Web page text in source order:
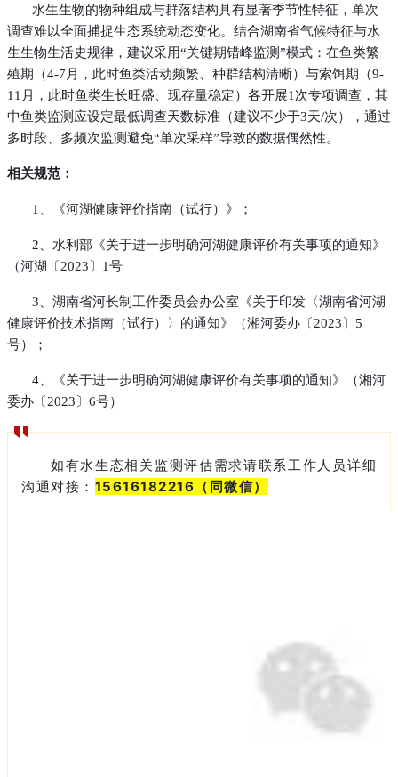
水生生物的物种组成与群落结构具有显著季节性特征，单次
调查难以全面捕捉生态系统动态变化。结合湖南省气候特征与水
生生物生活史规律，建议采用“关键期错峰监测”模式：在鱼类繁
殖期（4-7月，此时鱼类活动频繁、种群结构清晰）与索饵期（9-
11月，此时鱼类生长旺盛、现存量稳定）各开展1次专项调查，其
中鱼类监测应设定最低调查天数标准（建议不少于3天/次），通过
多时段、多频次监测避免“单次采样”导致的数据偶然性。
相关规范：
1、《河湖健康评价指南（试行）》；
2、水利部《关于进一步明确河湖健康评价有关事项的通知》
（河湖〔2023〕1号
3、湖南省河长制工作委员会办公室《关于印发〈湖南省河湖
健康评价技术指南（试行）〉的通知》（湘河委办〔2023〕5
号）；
4、《关于进一步明确河湖健康评价有关事项的通知》（湘河
委办〔2023〕6号）
如有水生态相关监测评估需求请联系工作人员详细
沟通对接： 15616182216（同微信）